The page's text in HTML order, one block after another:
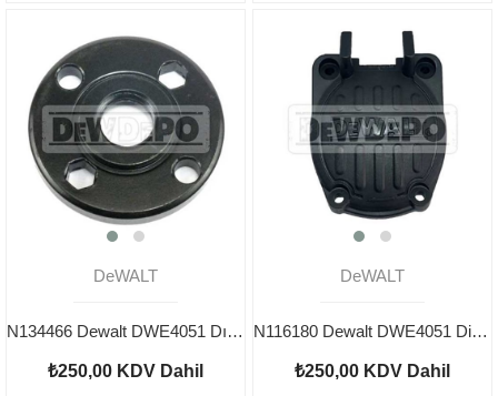
DeWALT
N134466 Dewalt DWE4051 Dış Somun
₺250,00 KDV Dahil
DeWALT
N116180 Dewalt DWE4051 Dişli Kutusu Kapağı
₺250,00 KDV Dahil